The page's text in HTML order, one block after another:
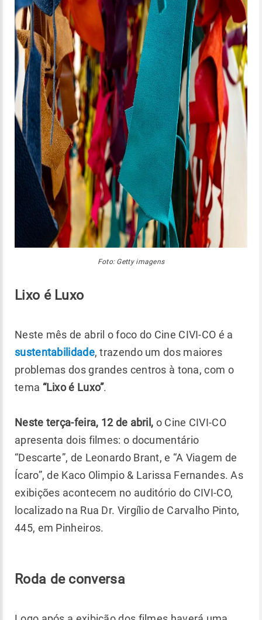
Foto: Getty imagens
Lixo é Luxo
Neste mês de abril o foco do Cine CIVI-CO é a
sustentabilidade, trazendo um dos maiores
problemas dos grandes centros à tona, com o
tema “Lixo é Luxo”.
Neste terça-feira, 12 de abril, o Cine CIVI-CO
apresenta dois filmes: o documentário
“Descarte”, de Leonardo Brant, e “A Viagem de
Ícaro”, de Kaco Olimpio & Larissa Fernandes. As
exibições acontecem no auditório do CIVI-CO,
localizado na Rua Dr. Virgílio de Carvalho Pinto,
445, em Pinheiros.
Roda de conversa